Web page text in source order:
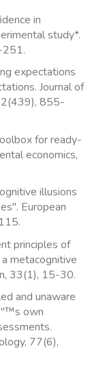
in
study*.
251.
expectations
Journal of
855-
for ready-
economics,
illusions
European
principles of
metacognitive
33(1), 15-30.
and unaware
own
77(6),